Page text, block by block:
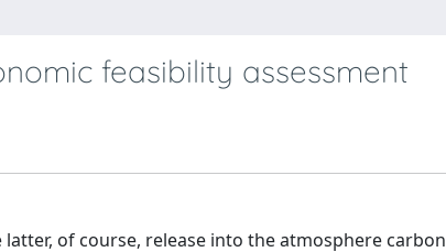
feasibility assessment
of course, release into the atmosphere carbon